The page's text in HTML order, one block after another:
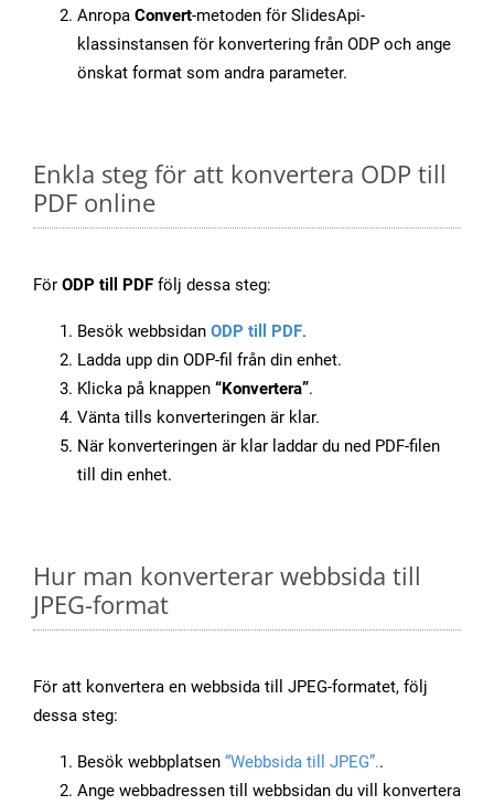
Anropa Convert-metoden för SlidesApi-
klassinstansen för konvertering från ODP och ange
önskat format som andra parameter.
Enkla steg för att konvertera ODP till
PDF online
För ODP till PDF följ dessa steg:
Besök webbsidan ODP till PDF.
Ladda upp din ODP-fil från din enhet.
Klicka på knappen “Konvertera”.
Vänta tills konverteringen är klar.
När konverteringen är klar laddar du ned PDF-filen
till din enhet.
Hur man konverterar webbsida till
JPEG-format
För att konvertera en webbsida till JPEG-formatet, följ
dessa steg:
Besök webbplatsen “Webbsida till JPEG”..
Ange webbadressen till webbsidan du vill konvertera